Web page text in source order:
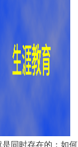
同时存在的：如何